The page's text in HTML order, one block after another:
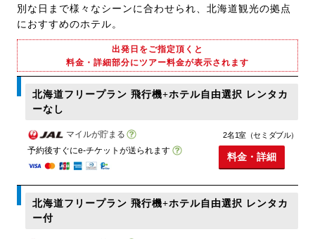
別な日まで様々なシーンに合わせられ、北海道観光の拠点
におすすめのホテル。
出発日をご指定頂くと
料金・詳細部分にツアー料金が表示されます
北海道フリープラン 飛行機+ホテル自由選択 レンタカ
ーなし
マイルが貯まる
予約後すぐにe-チケットが送られます
2名1室（セミダブル）
料金・詳細
北海道フリープラン 飛行機+ホテル自由選択 レンタカ
ー付